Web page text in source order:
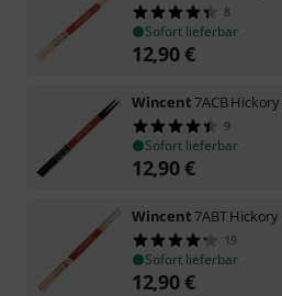
8
Sofort lieferbar
12,90€
Wincent7ACB
9
Sofort lieferbar
12,90€
Wincent7ABT Hickory
19
Sofort lieferbar
12,90€